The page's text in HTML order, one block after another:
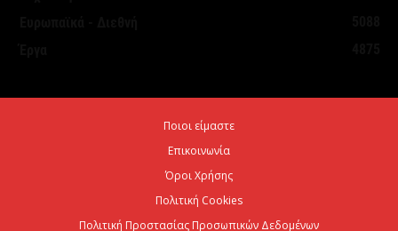
Ψεκασμοί για την καταπολέμηση των κουνουπιών,
στις 10-11-12 Αυγούστου
Ποιοι είμαστε
Επικοινωνία
Όροι Χρήσης
Πολιτική Cookies
Πολιτική Προστασίας Προσωπικών Δεδομένων